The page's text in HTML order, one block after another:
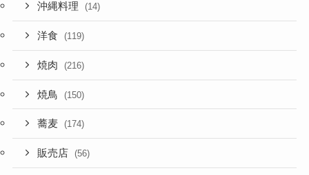
沖縄料理 (14)
洋食 (119)
焼肉 (216)
焼鳥 (150)
蕎麦 (174)
販売店 (56)